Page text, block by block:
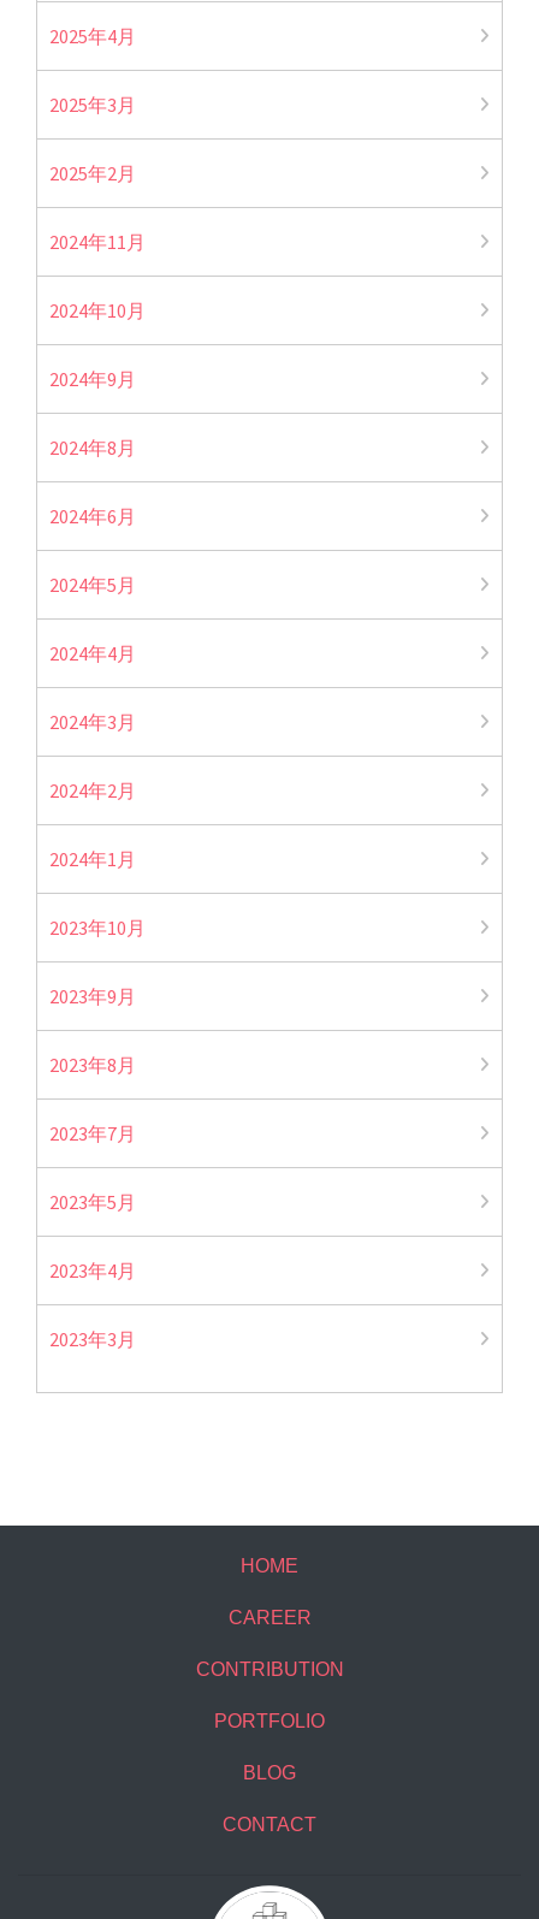
2025年4月
2025年3月
2025年2月
2024年11月
2024年10月
2024年9月
2024年8月
2024年6月
2024年5月
2024年4月
2024年3月
2024年2月
2024年1月
2023年10月
2023年9月
2023年8月
2023年7月
2023年5月
2023年4月
2023年3月
HOME
CAREER
CONTRIBUTION
PORTFOLIO
BLOG
CONTACT